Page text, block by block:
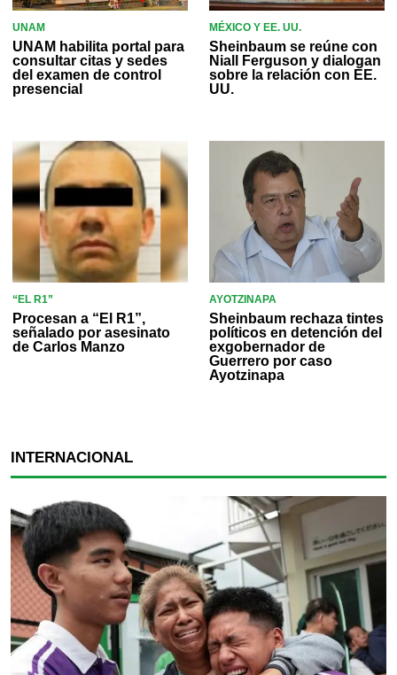
UNAM
UNAM habilita portal para
consultar citas y sedes
del examen de control
presencial
MÉXICO Y EE. UU.
Sheinbaum se reúne con
Niall Ferguson y dialogan
sobre la relación con EE.
UU.
“EL R1”
Procesan a “El R1”,
señalado por asesinato
de Carlos Manzo
AYOTZINAPA
Sheinbaum rechaza tintes
políticos en detención del
exgobernador de
Guerrero por caso
Ayotzinapa
INTERNACIONAL